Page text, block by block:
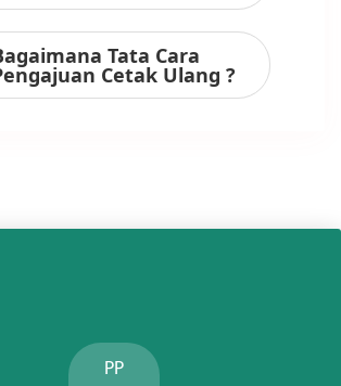
Tata Cara
Cetak Ulang ?
PP